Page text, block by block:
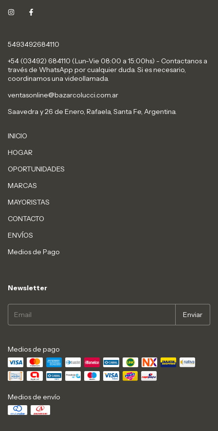
5493492684110
+54 (03492) 684110 (Lun-Vie 08:00 a 15:00hs) - Contactanos a
través de WhatsApp por cualquier duda. Si es necesario,
coordinamos una videollamada.
ventasonline@bazarcolucci.com.ar
Saavedra y 26 de Enero, Rafaela, Santa Fe, Argentina.
INICIO
HOGAR
OPORTUNIDADES
MARCAS
MAYORISTAS
CONTACTO
ENVÍOS
Medios de Pago
Newsletter
Medios de pago
Medios de envío